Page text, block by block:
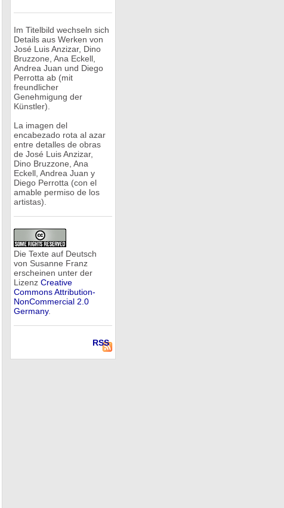
Im Titelbild wechseln sich
Details aus Werken von
José Luis Anzizar, Dino
Bruzzone, Ana Eckell,
Andrea Juan und Diego
Perrotta ab (mit
freundlicher
Genehmigung der
Künstler).
La imagen del
encabezado rota al azar
entre detalles de obras
de José Luis Anzizar,
Dino Bruzzone, Ana
Eckell, Andrea Juan y
Diego Perrotta (con el
amable permiso de los
artistas).
Die Texte auf Deutsch
von Susanne Franz
erscheinen unter der
Lizenz Creative
Commons Attribution-
NonCommercial 2.0
Germany.
RSS